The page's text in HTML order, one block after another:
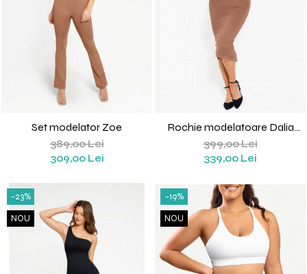
Set modelator Zoe
389,00 Lei
309,00 Lei
Rochie modelatoare Dalia
(Bej)
399,00 Lei
339,00 Lei
-23%
NOU
-19%
NOU